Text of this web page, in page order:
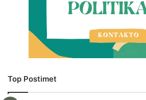
Top Postimet